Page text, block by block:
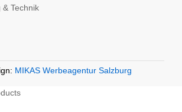
& Technik
MIKAS Werbeagentur Salzburg